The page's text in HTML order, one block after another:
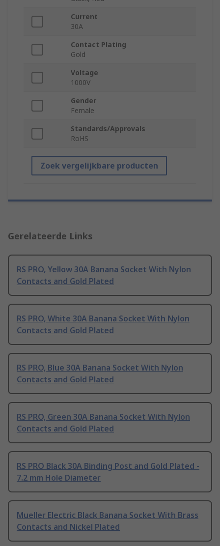
Current
30A
Contact Plating
Gold
Voltage
1000V
Gender
Female
Standards/Approvals
RoHS
Zoek vergelijkbare producten
Gerelateerde Links
RS PRO, Yellow 30A Banana Socket With Nylon
Contacts and Gold Plated
RS PRO, White 30A Banana Socket With Nylon
Contacts and Gold Plated
RS PRO, Blue 30A Banana Socket With Nylon
Contacts and Gold Plated
RS PRO, Green 30A Banana Socket With Nylon
Contacts and Gold Plated
RS PRO Black 30A Binding Post and Gold Plated -
7.2 mm Hole Diameter
Mueller Electric Black Banana Socket With Brass
Contacts and Nickel Plated